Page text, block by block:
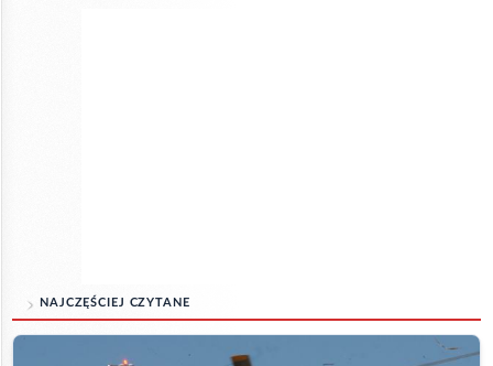
NAJCZĘŚCIEJ CZYTANE